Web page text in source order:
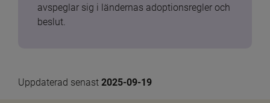
avspeglar sig i ländernas adoptionsregler och
beslut.
Uppdaterad senast 2025-09-19